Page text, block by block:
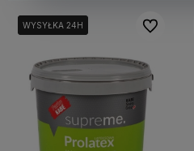
WYSYŁKA 24H
WYSYŁKA 24H Do